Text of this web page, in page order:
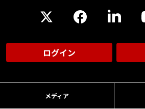
ログイン
メディア